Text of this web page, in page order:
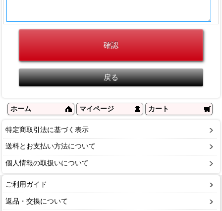
ホーム マイページ カート
特定商取引法に基づく表示
送料とお支払い方法について
個人情報の取扱いについて
ご利用ガイド
返品・交換について